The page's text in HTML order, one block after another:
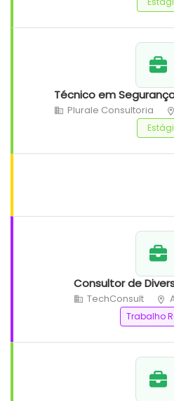
Técnico em
Plurale Consultoria
Consultor de
TechConsult
Trabalho